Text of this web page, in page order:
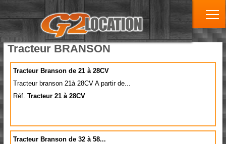
Tracteur BRANSON
Tracteur Branson de 21 à 28CV
Tracteur branson 21à 28CV A partir de...
Réf. Tracteur 21 à 28CV
Tracteur Branson de 32 à 58...